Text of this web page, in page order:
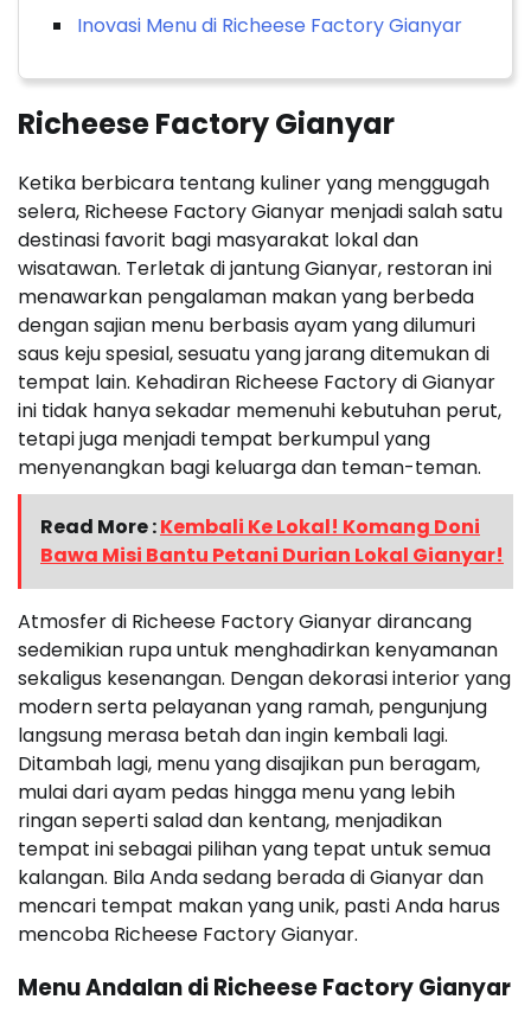
Inovasi Menu di Richeese Factory Gianyar
Richeese Factory Gianyar
Ketika berbicara tentang kuliner yang menggugah
selera, Richeese Factory Gianyar menjadi salah satu
destinasi favorit bagi masyarakat lokal dan
wisatawan. Terletak di jantung Gianyar, restoran ini
menawarkan pengalaman makan yang berbeda
dengan sajian menu berbasis ayam yang dilumuri
saus keju spesial, sesuatu yang jarang ditemukan di
tempat lain. Kehadiran Richeese Factory di Gianyar
ini tidak hanya sekadar memenuhi kebutuhan perut,
tetapi juga menjadi tempat berkumpul yang
menyenangkan bagi keluarga dan teman-teman.
Read More :Kembali Ke Lokal! Komang Doni
Bawa Misi Bantu Petani Durian Lokal Gianyar!
Atmosfer di Richeese Factory Gianyar dirancang
sedemikian rupa untuk menghadirkan kenyamanan
sekaligus kesenangan. Dengan dekorasi interior yang
modern serta pelayanan yang ramah, pengunjung
langsung merasa betah dan ingin kembali lagi.
Ditambah lagi, menu yang disajikan pun beragam,
mulai dari ayam pedas hingga menu yang lebih
ringan seperti salad dan kentang, menjadikan
tempat ini sebagai pilihan yang tepat untuk semua
kalangan. Bila Anda sedang berada di Gianyar dan
mencari tempat makan yang unik, pasti Anda harus
mencoba Richeese Factory Gianyar.
Menu Andalan di Richeese Factory Gianyar